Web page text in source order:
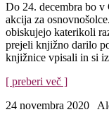
Do 24. decembra bo v
akcija za
obiskujejo katerikoli
prejeli knjižno darilo
knjižnice vpisali in si
[ preberi več ]
24 novembra 2020